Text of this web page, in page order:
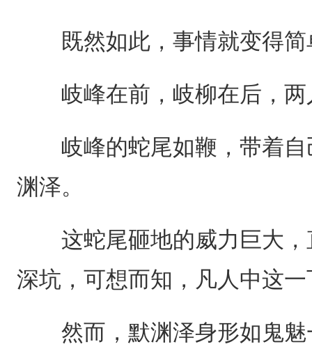
既然如此，事情就变得简
岐峰在前，岐柳在后，两
岐峰的蛇尾如鞭，带着自
渊泽。
这蛇尾砸地的威力巨大，
深坑，可想而知，凡人中这
然而，默渊泽身形如鬼魅